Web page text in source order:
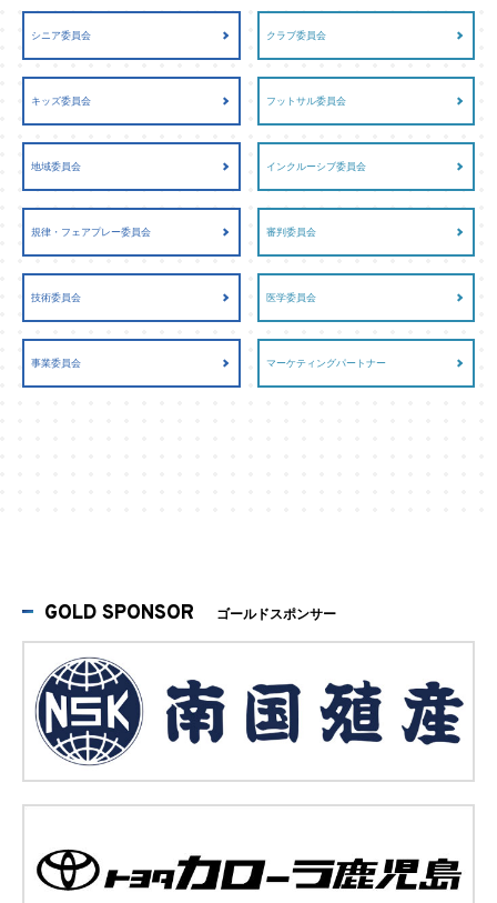
シニア委員会 クラブ委員会
キッズ委員会 フットサル委員会
地域委員会 インクルーシブ委員会
規律・フェアプレー委員会 審判委員会
技術委員会 医学委員会
事業委員会 マーケティングパートナー
GOLD SPONSOR ゴールドスポンサー